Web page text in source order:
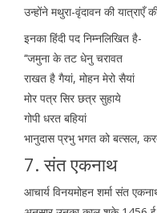
उन्होंने मथुरा-वृंदावन की यात्राएँ
इनका हिंदी पद निम्नलिखित है-
‘‘जमुना के तट धेनु चरावत
राखत है गैयां, मोहन मेरो सैयां
मोर पत्र सिर छत्र सुहाये
गोपी धरत बहियां
भानुदास प्रभु भगत को बत्सल,
7. संत एकनाथ
आचार्य विनयमोहन शर्मा संत